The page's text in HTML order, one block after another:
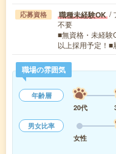
応募資格 職種未経験OK /
不要
■無資格・未経験
以上採用予定！
職場の雰囲気
年齢層
20代
男女比率
女性